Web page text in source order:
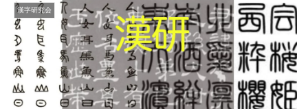
漢字研究会